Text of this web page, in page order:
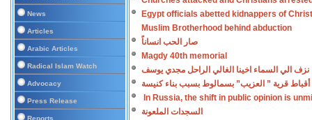
News
Articles
Arabic Articles
Radical Islam Watch
Advocacy
Press Release
Reports
Egypt officials abetted kidnappers of
Muslim Brotherhood behind abduction
صار الحب انساناً
Magdy 40th memorial
نزف الي السماء اخينا الغالي الراحل مجدي يوسف
أقباط قرية ” العزيب” بسمالوط بسبب بناء كنيسة
In Russia, the shift in public opinion is
السجدات الملعونة